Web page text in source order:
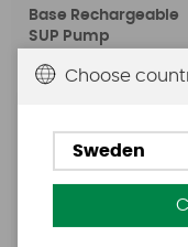
Base Rechargeable
SUP Pump
Choose
Sweden